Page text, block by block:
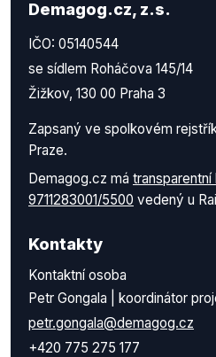
Demagog.cz, z.s.
IČO: 05140544
se sídlem Roháčova 145/14
Žižkov, 130 00 Praha 3
Zapsaný ve spolkovém
Praze.
Demagog.cz má
9711283001/5500 vedený u
Kontakty
Kontaktní osoba
Petr Gongala | koordinátor
petr.gongala@demagog.cz
+420 775 275 177